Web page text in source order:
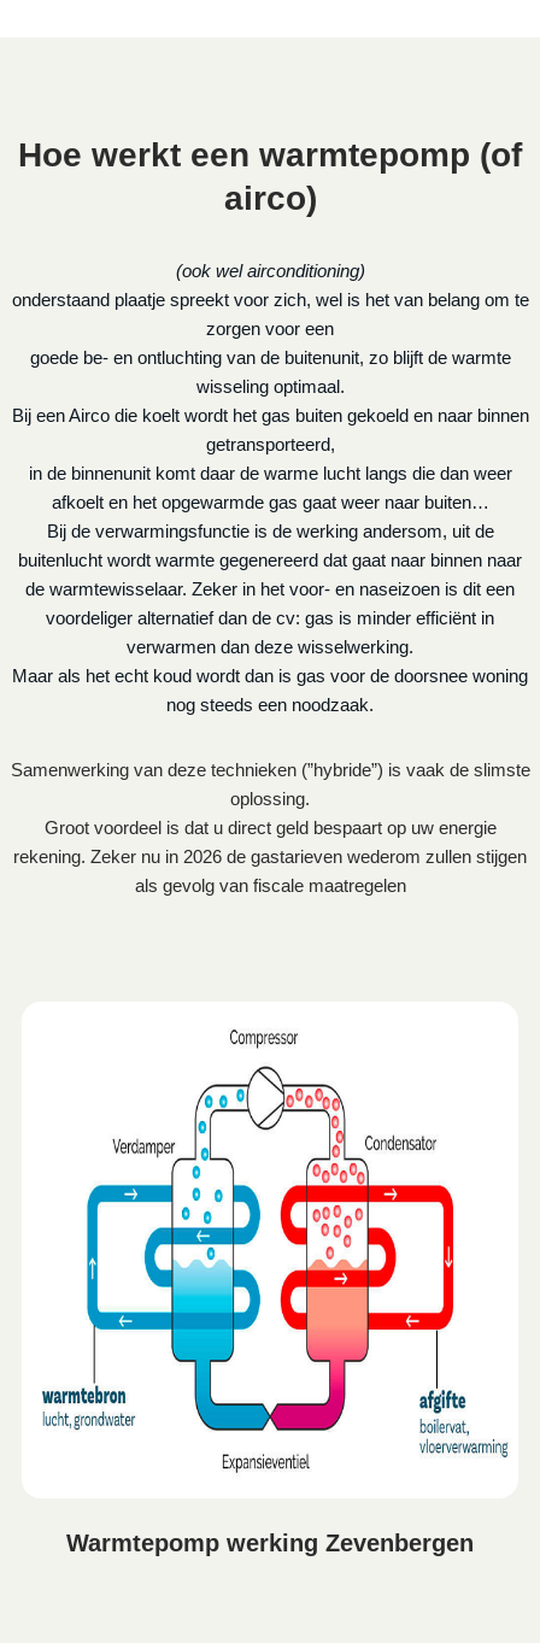
Hoe werkt een warmtepomp (of
airco)
(ook wel airconditioning)
onderstaand plaatje spreekt voor zich, wel is het van belang om te
zorgen voor een
goede be- en ontluchting van de buitenunit, zo blijft de warmte
wisseling optimaal.
Bij een Airco die koelt wordt het gas buiten gekoeld en naar binnen
getransporteerd,
in de binnenunit komt daar de warme lucht langs die dan weer
afkoelt en het opgewarmde gas gaat weer naar buiten…
Bij de verwarmingsfunctie is de werking andersom, uit de
buitenlucht wordt warmte gegenereerd dat gaat naar binnen naar
de warmtewisselaar. Zeker in het voor- en naseizoen is dit een
voordeliger alternatief dan de cv: gas is minder efficiënt in
verwarmen dan deze wisselwerking.
Maar als het echt koud wordt dan is gas voor de doorsnee woning
nog steeds een noodzaak.
Samenwerking van deze technieken (”hybride”) is vaak de slimste
oplossing.
Groot voordeel is dat u direct geld bespaart op uw energie
rekening. Zeker nu in 2026 de gastarieven wederom zullen stijgen
als gevolg van fiscale maatregelen
Warmtepomp werking Zevenbergen